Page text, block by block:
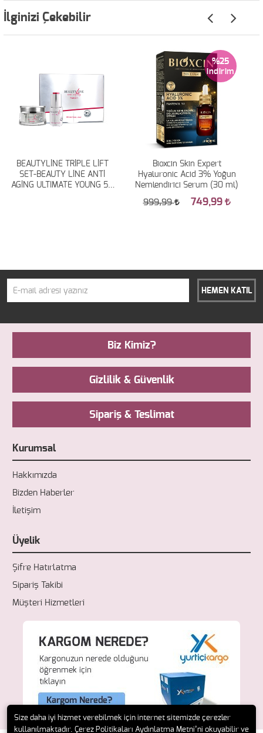
İlginizi Çekebilir
BEAUTYLİNE TRİPLE LİFT
SET-BEAUTY LİNE ANTİ
AGİNG ULTIMATE YOUNG 50
Bioxcin Skin Expert
Hyaluronic Acid 3% Yoğun
Nemlendirici Serum (30 ml)
%25
999,99 749,99
HEMEN KATIL
Biz Kimiz?
Gizlilik & Güvenlik
Sipariş & Teslimat
Kurumsal
Hakkımızda
Bizden Haberler
İletişim
Üyelik
Şifre Hatırlatma
Sipariş Takibi
Müşteri Hizmetleri
Size daha iyi hizmet verebilmek için internet sitemizde çerezler
kullanılmaktadır. Çerez Politikaları Aydınlatma Metni’ni okuyabilir ve